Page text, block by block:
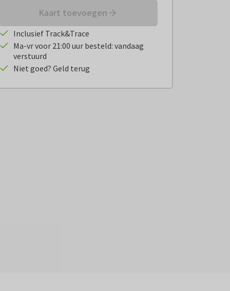
Kaart toevoegen
Inclusief Track&Trace
Ma-vr voor 21:00 uur besteld: vandaag
verstuurd
Niet goed? Geld terug